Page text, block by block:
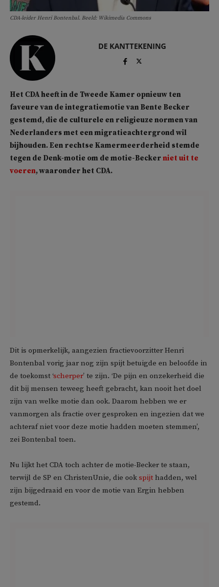
CDA-leider Henri Bontenbal. Beeld: Wikimedia Commons
DE KANTTEKENING
Het CDA heeft in de Tweede Kamer opnieuw ten
faveure van de integratiemotie van Bente Becker
gestemd, die de culturele en religieuze normen van
Nederlanders met een migratieachtergrond wil
bijhouden. Een rechtse Kamermeerderheid stemde
tegen de Denk-motie om de motie-Becker niet uit te
voeren, waaronder het CDA.
Dit is opmerkelijk, aangezien fractievoorzitter Henri
Bontenbal vorig jaar nog zijn spijt betuigde en beloofde in
de toekomst ‘scherper’ te zijn. ‘De pijn en onzekerheid die
dit bij mensen teweeg heeft gebracht, kan nooit het doel
zijn van welke motie dan ook. Daarom hebben we er
vanmorgen als fractie over gesproken en ingezien dat we
achteraf niet voor deze motie hadden moeten stemmen’,
zei Bontenbal toen.
Nu lijkt het CDA toch achter de motie-Becker te staan,
terwijl de SP en ChristenUnie, die ookspijt hadden, wel
zijn bijgedraaid en voor de motie van Ergin hebben
gestemd.